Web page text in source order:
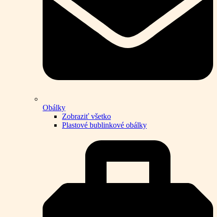
Obálky
Zobraziť všetko
Plastové bublinkové obálky